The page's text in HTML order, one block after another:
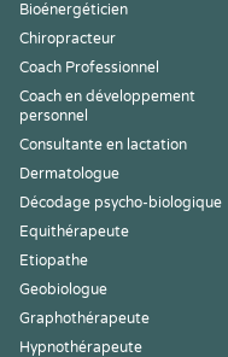
Bioénergéticien
Chiropracteur
Coach Professionnel
Coach en développement
personnel
Consultante en lactation
Dermatologue
Décodage psycho-biologique
Equithérapeute
Etiopathe
Geobiologue
Graphothérapeute
Hypnothérapeute